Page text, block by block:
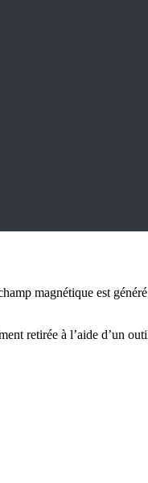
magnétique est
retirée à l’aide d’un